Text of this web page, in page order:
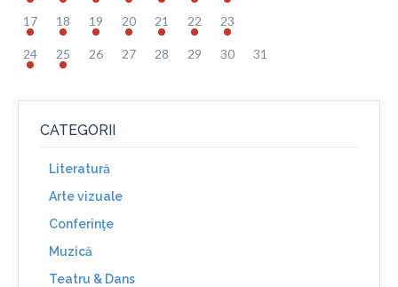
17 18 19 20 21 22 23
24 25 26 27 28 29 30 31
CATEGORII
Literatură
Arte vizuale
Conferinţe
Muzică
Teatru & Dans